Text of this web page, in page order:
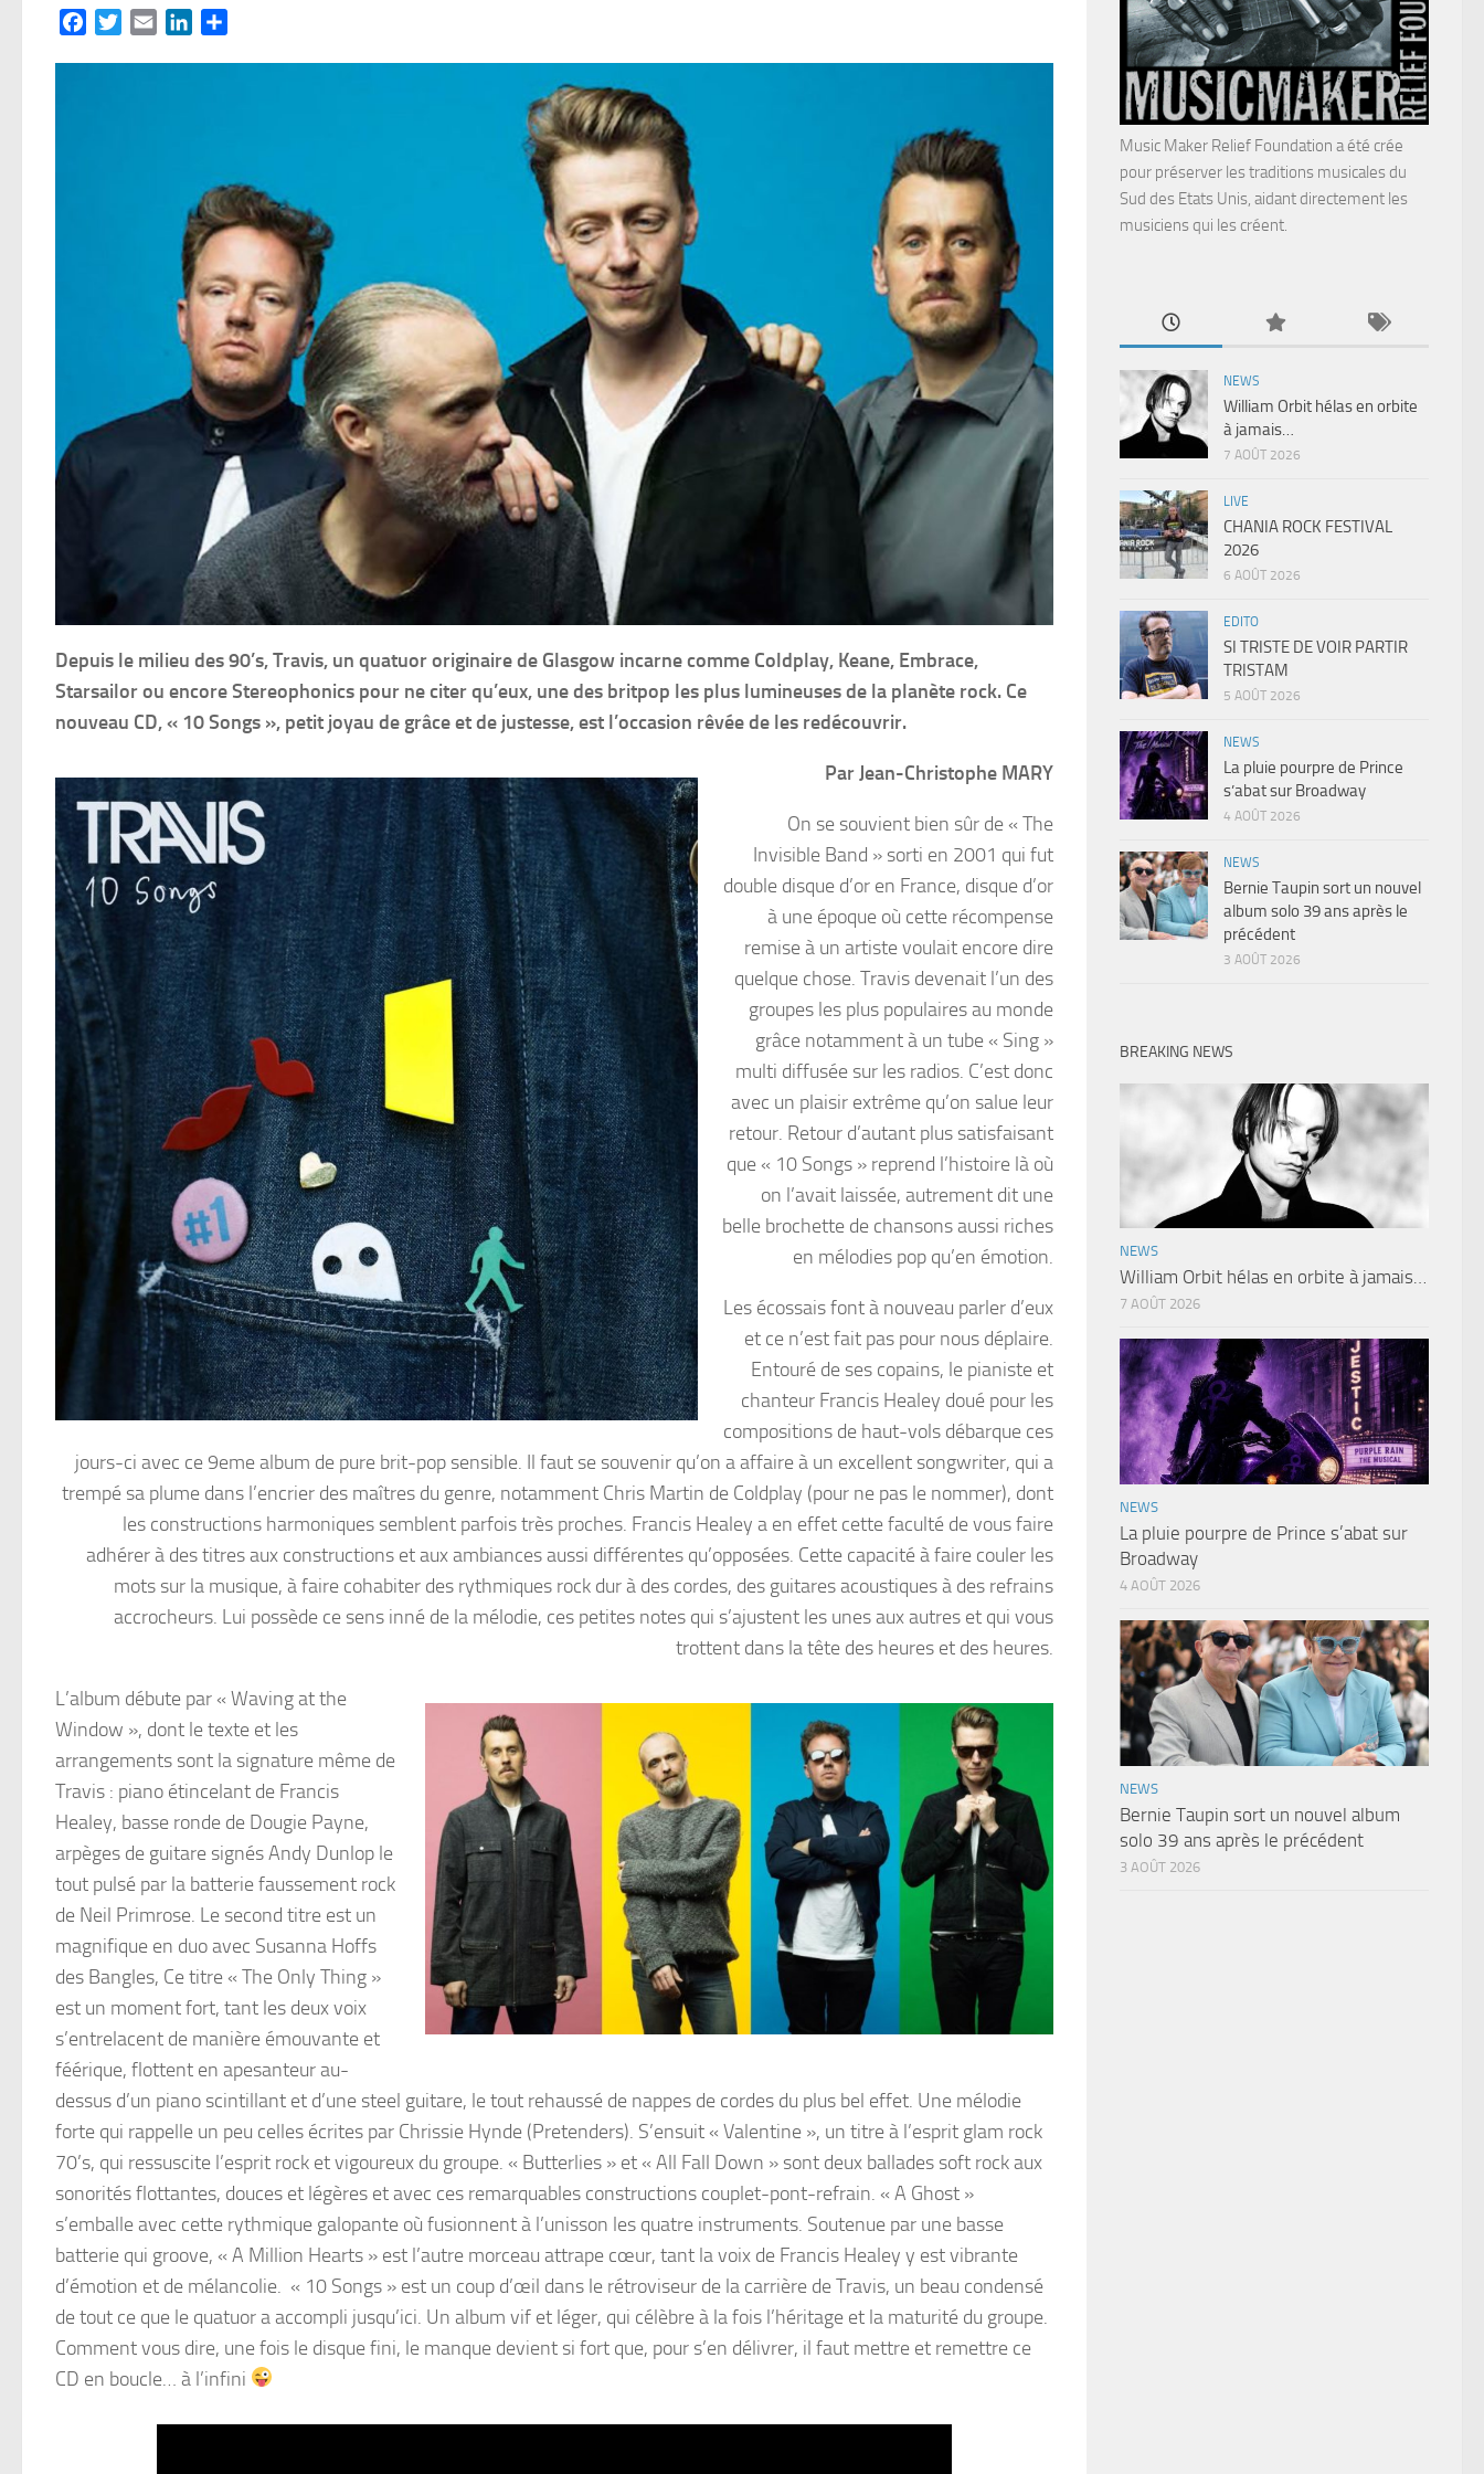
FacebookTwitterEmail LinkedIn
Depuis le milieu des 90’s, Travis, un quatuor originaire de Glasgow incarne comme Coldplay, Keane, Embrace,
Starsailor ou encore Stereophonics pour ne citer qu’eux, une des britpop les plus lumineuses de la planète rock. Ce
nouveau CD, « 10 Songs », petit joyau de grâce et de justesse, est l’occasion rêvée de les redécouvrir.
Par Jean-Christophe MARY
On se souvient bien sûr de « The
Invisible Band » sorti en 2001 qui fut
double disque d’or en France, disque d’or
à une époque où cette récompense
remise à un artiste voulait encore dire
quelque chose. Travis devenait l’un des
groupes les plus populaires au monde
grâce notamment à un tube « Sing »
multi diffusée sur les radios. C’est donc
avec un plaisir extrême qu’on salue leur
retour. Retour d’autant plus satisfaisant
que « 10 Songs » reprend l’histoire là où
on l’avait laissée, autrement dit une
belle brochette de chansons aussi riches
en mélodies pop qu’en émotion.
Les écossais font à nouveau parler d’eux
et ce n’est fait pas pour nous déplaire.
Entouré de ses copains, le pianiste et
chanteur Francis Healey doué pour les
compositions de haut-vols débarque ces
jours-ci avec ce 9eme album de pure brit-pop sensible. Il faut se souvenir qu’on a affaire à un excellent songwriter, qui a
trempé sa plume dans l’encrier des maîtres du genre, notamment Chris Martin de Coldplay (pour ne pas le nommer), dont
les constructions harmoniques semblent parfois très proches. Francis Healey a en effet cette faculté de vous faire
adhérer à des titres aux constructions et aux ambiances aussi différentes qu’opposées. Cette capacité à faire couler les
mots sur la musique, à faire cohabiter des rythmiques rock dur à des cordes, des guitares acoustiques à des refrains
accrocheurs. Lui possède ce sens inné de la mélodie, ces petites notes qui s’ajustent les unes aux autres et qui vous
trottent dans la tête des heures et des heures.
L’album débute par « Waving at the
Window », dont le texte et les
arrangements sont la signature même de
Travis : piano étincelant de Francis
Healey, basse ronde de Dougie Payne,
arpèges de guitare signés Andy Dunlop le
tout pulsé par la batterie faussement rock
de Neil Primrose. Le second titre est un
magnifique en duo avec Susanna Hoffs
des Bangles, Ce titre « The Only Thing »
est un moment fort, tant les deux voix
s’entrelacent de manière émouvante et
féérique, flottent en apesanteur au-
dessus d’un piano scintillant et d’une steel guitare, le tout rehaussé de nappes de cordes du plus bel effet. Une mélodie
forte qui rappelle un peu celles écrites par Chrissie Hynde (Pretenders). S’ensuit « Valentine », un titre à l’esprit glam rock
70’s, qui ressuscite l’esprit rock et vigoureux du groupe. « Butterlies » et « All Fall Down » sont deux ballades soft rock aux
sonorités flottantes, douces et légères et avec ces remarquables constructions couplet-pont-refrain. « A Ghost »
s’emballe avec cette rythmique galopante où fusionnent à l’unisson les quatre instruments. Soutenue par une basse
batterie qui groove, « A Million Hearts » est l’autre morceau attrape cœur, tant la voix de Francis Healey y est vibrante
d’émotion et de mélancolie. « 10 Songs » est un coup d’œil dans le rétroviseur de la carrière de Travis, un beau condensé
de tout ce que le quatuor a accompli jusqu’ici. Un album vif et léger, qui célèbre à la fois l’héritage et la maturité du groupe.
Comment vous dire, une fois le disque fini, le manque devient si fort que, pour s’en délivrer, il faut mettre et remettre ce
CD en boucle… à l’infini
Music Maker Relief Foundation a été crée
pour préserver les traditions musicales du
Sud des Etats Unis, aidant directement les
musiciens qui les créent.
NEWS
William Orbit hélas en orbite
à jamais…
7 AOÛT 2026
LIVE
CHANIA ROCK FESTIVAL
2026
6 AOÛT 2026
EDITO
SI TRISTE DE VOIR PARTIR
TRISTAM
5 AOÛT 2026
NEWS
La pluie pourpre de Prince
s’abat sur Broadway
4 AOÛT 2026
NEWS
Bernie Taupin sort un nouvel
album solo 39 ans après le
précédent
3 AOÛT 2026
BREAKING NEWS
NEWS
William Orbit hélas en orbite à jamais…
7 AOÛT 2026
NEWS
La pluie pourpre de Prince s’abat sur
Broadway
4 AOÛT 2026
NEWS
Bernie Taupin sort un nouvel album
solo 39 ans après le précédent
3 AOÛT 2026